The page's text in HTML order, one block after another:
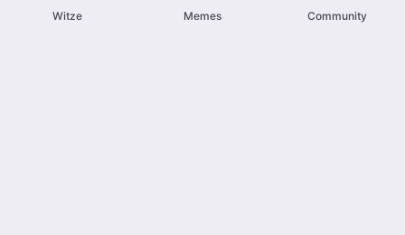
Witze Memes Community